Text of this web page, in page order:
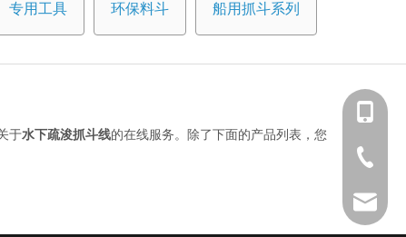
专用工具 环保料斗 船用抓斗系列
于水下疏浚抓斗线的在线服务。除了下面的产品列表，您
+86
+86
+86 189-
+86-
After-